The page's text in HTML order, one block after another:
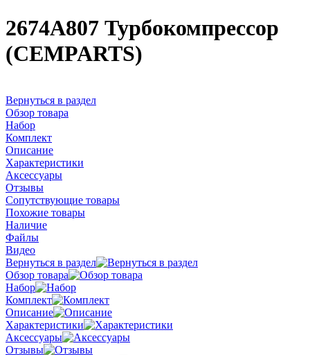
2674A807 Турбокомпрессор
(CEMPARTS)
Вернуться в раздел
Обзор товара
Набор
Комплект
Описание
Характеристики
Аксессуары
Отзывы
Сопутствующие товары
Похожие товары
Наличие
Файлы
Видео
Вернуться в раздел
Обзор товара
Набор
Комплект
Описание
Характеристики
Аксессуары
Отзывы